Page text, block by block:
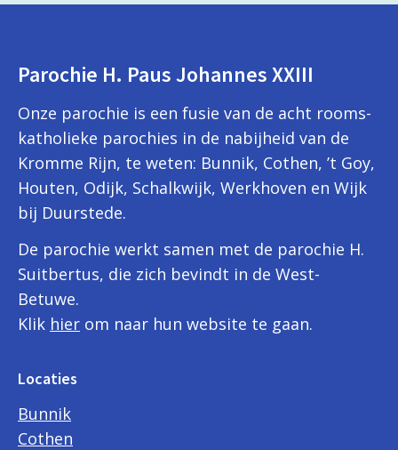
Parochie H. Paus Johannes XXIII
Onze parochie is een fusie van de acht rooms-
katholieke parochies in de nabijheid van de
Kromme Rijn, te weten: Bunnik, Cothen, ’t Goy,
Houten, Odijk, Schalkwijk, Werkhoven en Wijk
bij Duurstede.
De parochie werkt samen met de parochie H.
Suitbertus, die zich bevindt in de West-
Betuwe.
Klik hier om naar hun website te gaan.
Locaties
Bunnik
Cothen